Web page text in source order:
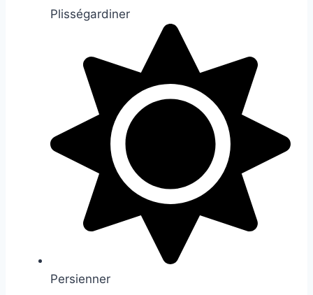
Plisségardiner
Persienner